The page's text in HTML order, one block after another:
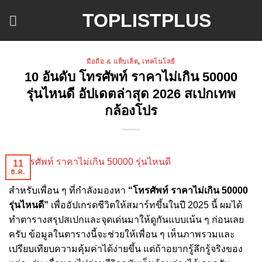
TOPLISTPLUS
มือถือ & แท็บเล็ต, เทคโนโลยี
10 อันดับ โทรศัพท์ ราคาไม่เกิน 50000
รุ่นไหนดี อัปเดตล่าสุด 2026 สเปกเทพ
กล้องโปร
11
ธ.ค.
สำหรับเพื่อน ๆ ที่กำลังมองหา “โทรศัพท์ ราคาไม่เกิน 50000
รุ่นไหนดี” เพื่ออัปเกรดชีวิตให้สมาร์ทขึ้นในปี 2025 นี้ ผมได้
ทำตารางสรุปสเปกและจุดเด่นมาให้ดูกันแบบเน้น ๆ ก่อนเลย
ครับ ข้อมูลในตารางนี้จะช่วยให้เพื่อน ๆ เห็นภาพรวมและ
เปรียบเทียบความคุ้มค่าได้ง่ายขึ้น แต่ถ้าอยากรู้ลึกรู้จริงของ